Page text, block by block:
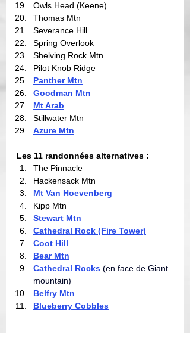
Owls Head (Keene)
Thomas Mtn
Severance Hill
Spring Overlook
Shelving Rock Mtn
Pilot Knob Ridge
Panther Mtn
Goodman Mtn
Mt Arab
Stillwater Mtn
Azure Mtn
Les 11 randonnées alternatives :
The Pinnacle
Hackensack Mtn
Mt Van Hoevenberg
Kipp Mtn
Stewart Mtn
Cathedral Rock (Fire Tower)
Coot Hill
Bear Mtn
Cathedral Rocks (en face de Giant
mountain)
Belfry Mtn
Blueberry Cobbles